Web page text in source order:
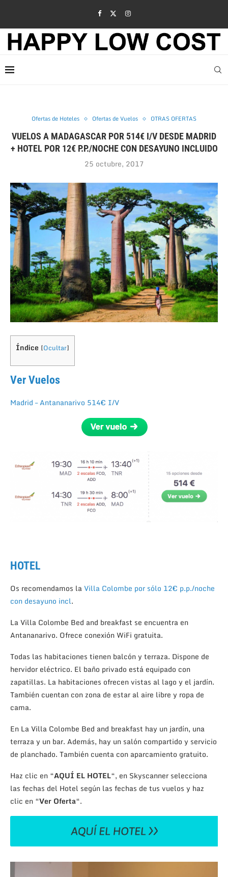
Ofertas de Hoteles Ofertas de Vuelos OTRAS OFERTAS
VUELOS A MADAGASCAR POR 514€ I/V DESDE MADRID
+ HOTEL POR 12€ P.P./NOCHE CON DESAYUNO INCLUIDO
25 octubre, 2017
Índice [Ocultar]
Ver Vuelos
Madrid – Antananarivo 514€ I/V
HOTEL
Os recomendamos laVilla Colombe por sólo 12€ p.p./noche
con desayuno incl.
La Villa Colombe Bed and breakfast se encuentra en
Antananarivo. Ofrece conexión WiFi gratuita.
Todas las habitaciones tienen balcón y terraza. Dispone de
hervidor eléctrico. El baño privado está equipado con
zapatillas. La habitaciones ofrecen vistas al lago y el jardín.
También cuentan con zona de estar al aire libre y ropa de
cama.
En La Villa Colombe Bed and breakfast hay un jardín, una
terraza y un bar. Además, hay un salón compartido y servicio
de planchado. También cuenta con aparcamiento gratuito.
Haz clic en “AQUÍ EL HOTEL“, en Skyscanner selecciona
las fechas del Hotel según las fechas de tus vuelos y haz
clic en “Ver Oferta“.